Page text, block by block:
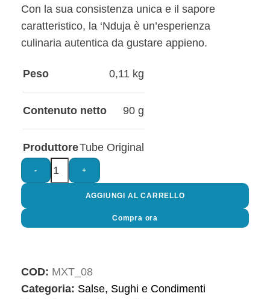
Con la sua consistenza unica e il sapore
caratteristico, la ‘Nduja è un’esperienza
culinaria autentica da gustare appieno.
Peso 0,11 kg
Contenuto netto 90 g
ProduttoreTube Original
- +
AGGIUNGI AL CARRELLO
Compra ora
COD: MXT_08
Categoria: Salse, Sughi e Condimenti